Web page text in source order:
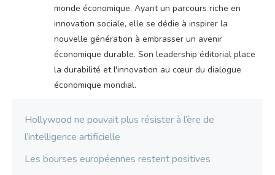
monde économique. Ayant un parcours riche en
innovation sociale, elle se dédie à inspirer la
nouvelle génération à embrasser un avenir
économique durable. Son leadership éditorial place
la durabilité et l'innovation au cœur du dialogue
économique mondial.
Hollywood ne pouvait plus résister à l’ère de
l’intelligence artificielle
Les bourses européennes restent positives